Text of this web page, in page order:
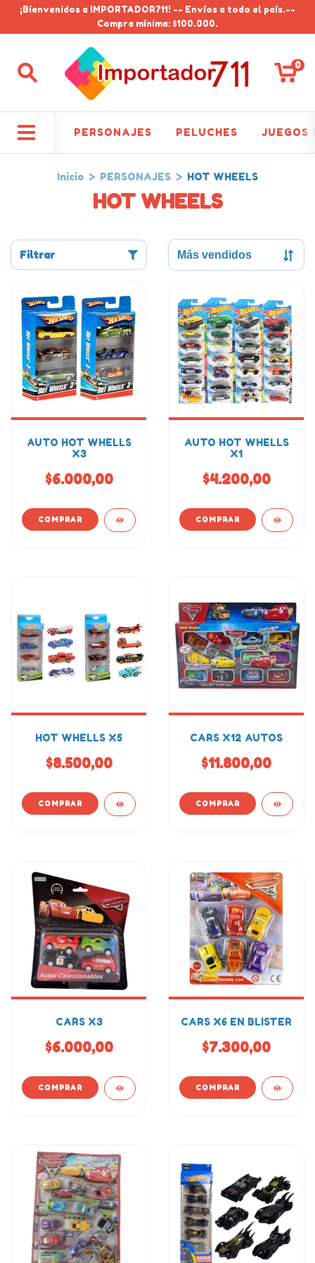
¡Bienvenidos a IMPORTADOR711! -- Envíos a todo el país.--
Compra mínima: $100.000.
0
PERSONAJES PELUCHES JUEGOS
Inicio > PERSONAJES > HOT WHEELS
HOT WHEELS
Filtrar
AUTO HOT WHELLS
X3
$6.000,00
AUTO HOT WHELLS
X1
$4.200,00
HOT WHELLS X5
$8.500,00
CARS X12 AUTOS
$11.800,00
CARS X3
$6.000,00
CARS X6 EN BLISTER
$7.300,00